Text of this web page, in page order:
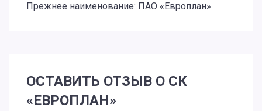
Прежнее наименование: ПАО «Европлан»
ОСТАВИТЬ ОТЗЫВ О СК
«ЕВРОПЛАН»